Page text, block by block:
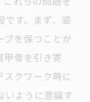
です。まず、姿
ブを保つことが
甲骨を引き寄
クワーク時に
いように意識す